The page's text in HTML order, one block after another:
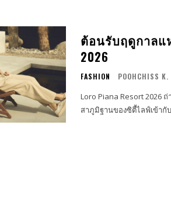
ต้อนรับฤดูกาลแห่
2026
FASHION POOHCHISS K.
Loro Piana Resort 2026
สาภูมิฐานของซิตี้ไลฟ์เข้า